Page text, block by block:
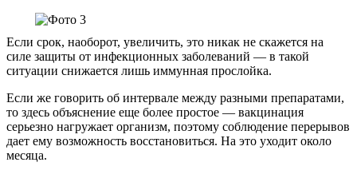
Если срок, наоборот, увеличить, это никак не скажется на
силе защиты от инфекционных заболеваний — в такой
ситуации снижается лишь иммунная прослойка.
Если же говорить об интервале между разными препаратами,
то здесь объяснение еще более простое — вакцинация
серьезно нагружает организм, поэтому соблюдение перерывов
дает ему возможность восстановиться. На это уходит около
месяца.